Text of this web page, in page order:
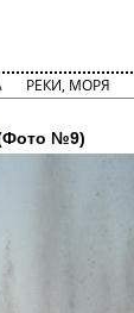
РЕКИ, МОРЯ
№9)